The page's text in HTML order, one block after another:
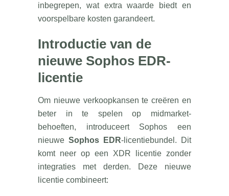
inbegrepen, wat extra waarde biedt en
voorspelbare kosten garandeert.
Introductie van de
nieuwe Sophos EDR-
licentie
Om nieuwe verkoopkansen te creëren en
beter in te spelen op midmarket-
behoeften, introduceert Sophos een
nieuwe Sophos EDR-licentiebundel. Dit
komt neer op een XDR licentie zonder
integraties met derden. Deze nieuwe
licentie combineert: